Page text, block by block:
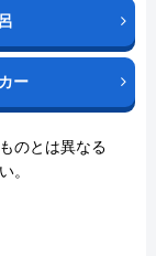
ー
のとは異なる
。